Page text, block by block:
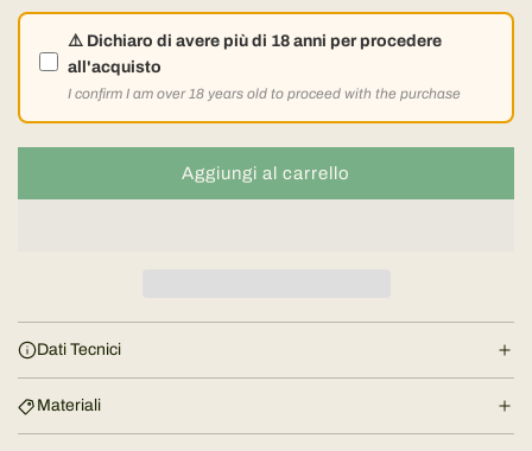
o
o
l
e
⚠️ Dichiaro di avere più di 18 anni per procedere
all'acquisto
I confirm I am over 18 years old to proceed with the purchase
Aggiungi al carrello
c
a
e
Dati Tecnici
Materiali